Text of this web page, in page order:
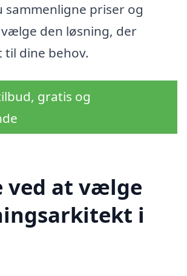
sammenligne priser og
den løsning, der
til dine behov.
gratis og
ved at vælge
i